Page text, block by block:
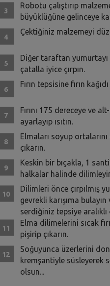
Robotu çalıştırıp
büyüklüğüne gelinceye
Çektiğiniz malzemeyi
Diğer taraftan yumurtayı
çatalla iyice çırpın.
Fırın tepsisine fırın
Fırını 175 dereceye ve
ayarlayıp ısıtın.
Elmaları soyup
çıkarın.
Keskin bir bıçakla, 1
halkalar halinde
Dilimleri önce çırpılmış
gevrekli karışıma bulayın
serdiğiniz tepsiye
Elma dilimelerini sıcak
pişirip çıkarın.
Soğuyunca üzerlerini
kremşantiyle süsleyerek
olsun...